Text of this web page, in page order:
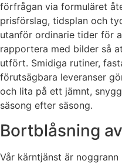
förfrågan via formuläret
prisförslag, tidsplan och
utanför ordinarie tider för
rapportera med bilder så
utfört. Smidiga rutiner,
förutsägbara leveranser
och lita på ett jämnt,
säsong efter säsong.
Bortblåsning
Vår kärntjänst är